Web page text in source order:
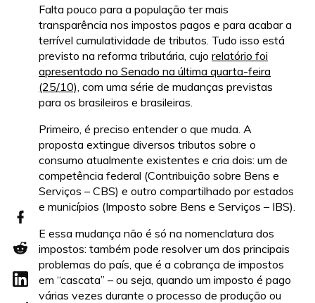
Falta pouco para a população ter mais
transparência nos impostos pagos e para acabar a
terrível cumulatividade de tributos. Tudo isso está
previsto na reforma tributária, cujo relatório foi
apresentado no Senado na última quarta-feira
(25/10), com uma série de mudanças previstas
para os brasileiros e brasileiras.
Primeiro, é preciso entender o que muda. A
proposta extingue diversos tributos sobre o
consumo atualmente existentes e cria dois: um de
competência federal (Contribuição sobre Bens e
Serviços – CBS) e outro compartilhado por estados
e municípios (Imposto sobre Bens e Serviços – IBS).
E essa mudança não é só na nomenclatura dos
impostos: também pode resolver um dos principais
problemas do país, que é a cobrança de impostos
em “cascata” – ou seja, quando um imposto é pago
várias vezes durante o processo de produção ou